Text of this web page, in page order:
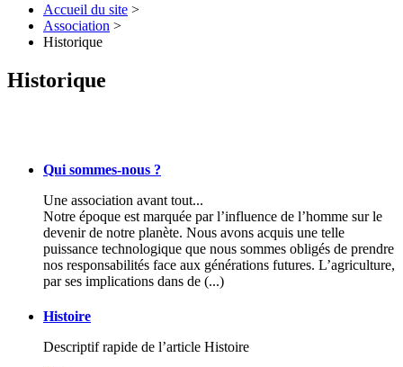
Accueil du site >
Association >
Historique
Historique
Qui sommes-nous ?
Une association avant tout...
Notre époque est marquée par l’influence de l’homme sur le
devenir de notre planète. Nous avons acquis une telle
puissance technologique que nous sommes obligés de prendre
nos responsabilités face aux générations futures. L’agriculture,
par ses implications dans de (...)
Histoire
Descriptif rapide de l’article Histoire